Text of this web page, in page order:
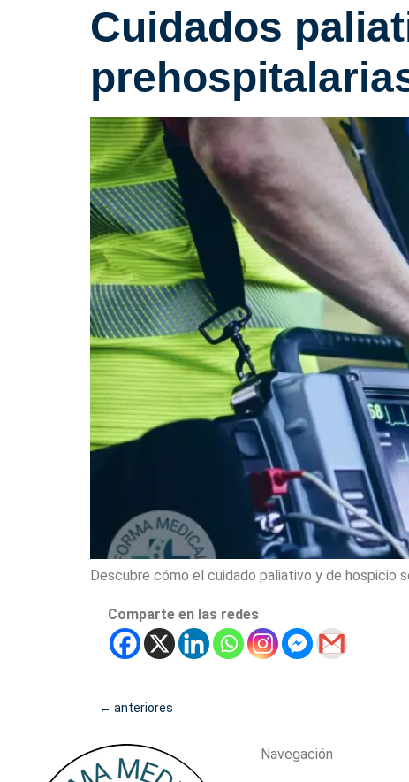
Cuidados
Descubre cómo el cuidado paliativo y de hospicio
Comparte en las redes
← anteriores
Navegación